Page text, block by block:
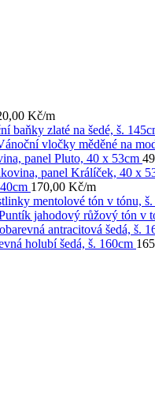
Kč/m
baňky zlaté na šedé, š.
vločky měděné na
panel Pluto, 40 x 53cm
panel Králíček, 40 x
170,00 Kč/m
mentolové tón v tónu,
jahodový růžový tón v
antracitová šedá, š.
holubí šedá, š. 160cm